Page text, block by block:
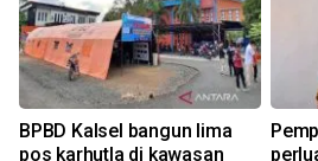
BPBD Kalsel bangun lima
pos karhutla di kawasan